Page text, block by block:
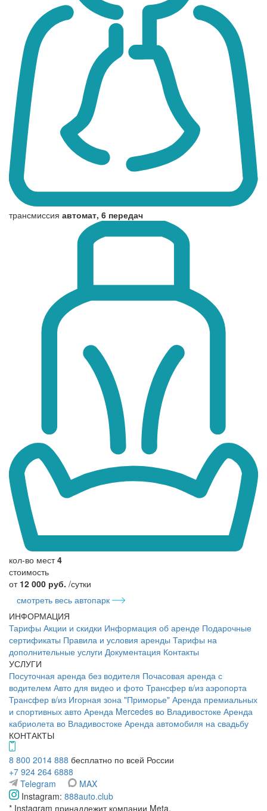
трансмиссия автомат, 6 передач
кол-во мест 4
стоимость
от 12 000 руб. /сутки
смотреть весь автопарк
ИНФОРМАЦИЯ
Тарифы Акции и скидки Информация об аренде Подарочные
сертификаты Правила и условия аренды Тарифы на
дополнительные услуги Документация Контакты
УСЛУГИ
Посуточная аренда без водителя Почасовая аренда с
водителем Авто для видео и фото Трансфер в/из аэропорта
Трансфер в/из Игорная зона "Приморье" Аренда премиальных
и спортивных авто Аренда Mercedes во Владивостоке Аренда
кабриолета во Владивостоке Аренда автомобиля на свадьбу
КОНТАКТЫ
8 800 2014 888 бесплатно по всей России
+7 924 264 6888
Telegram
MAX
Instagram: 888auto.club
* Instagram принадлежит компании Meta,